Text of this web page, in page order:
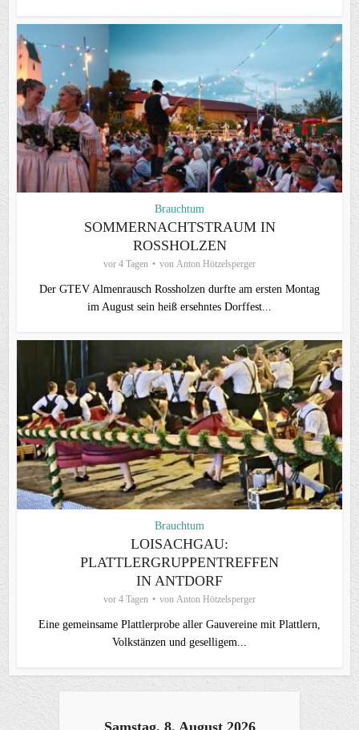
Brauchtum
SOMMERNACHTSTRAUM IN
ROSSHOLZEN
vor 4 Tagen von Anton Hötzelsperger
Der GTEV Almenrausch Rossholzen durfte am ersten Montag
im August sein heiß ersehntes Dorffest...
Brauchtum
LOISACHGAU:
PLATTLERGRUPPENTREFFEN
IN ANTDORF
vor 4 Tagen von Anton Hötzelsperger
Eine gemeinsame Plattlerprobe aller Gauvereine mit Plattlern,
Volkstänzen und geselligem...